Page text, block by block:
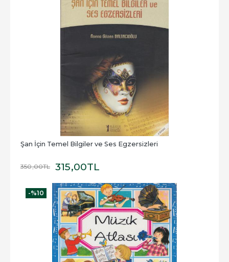
Şan İçin Temel Bilgiler ve Ses Egzersizleri
350,00TL 315,00TL
-%10